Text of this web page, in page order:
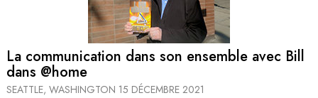
La communication dans son ensemble avec Bill
dans @home
SEATTLE, WASHINGTON 15 DÉCEMBRE 2021